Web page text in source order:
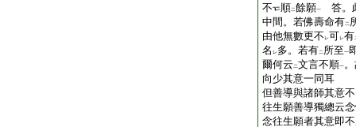
不
順二餘願一
答。
中間。若佛壽命有二
由他無數更不 レ可レ有
名 レ多。若有二 所至一
爾何云 二文言不順一
向少其意一同耳
但善導與諸師其意
往生願善導獨總云
念往生願者其意即